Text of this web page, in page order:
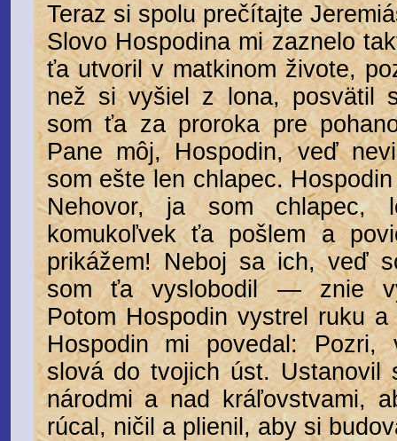
Teraz si spolu prečítajte
Slovo Hospodina mi zaznelo
ťa utvoril v matkinom živote,
než si vyšiel z lona, posvätil
som ťa za proroka pre
Pane môj, Hospodin, veď
som ešte len chlapec.
Nehovor, ja som chlapec,
komukoľvek ťa pošlem a
prikážem! Neboj sa ich, veď
som ťa vyslobodil — znie
Potom Hospodin vystrel ruku
Hospodin mi povedal: Pozri,
slová do tvojich úst. Ustanovil
národmi a nad kráľovstvami,
rúcal, ničil a plienil, aby si